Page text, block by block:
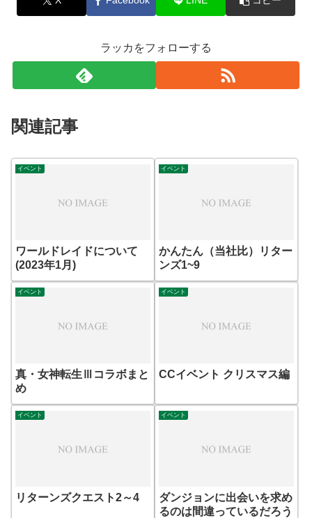
ラッカをフォローする
関連記事
イベント
ワールドレイドについて
(2023年1月)
イベント
かんたん（当社比）リター
ンズ1~9
イベント
真・女神転生Ⅲコラボまと
め
イベント
CCイベント クリスマス編
イベント
リターンズクエスト2～4
イベント
ダンジョンに出会いを求め
るのは間違っているだろう